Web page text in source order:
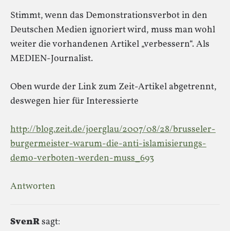
Stimmt, wenn das Demonstrationsverbot in den
Deutschen Medien ignoriert wird, muss man wohl
weiter die vorhandenen Artikel „verbessern“. Als
MEDIEN-Journalist.
Oben wurde der Link zum Zeit-Artikel abgetrennt,
deswegen hier für Interessierte
http://blog.zeit.de/joerglau/2007/08/28/brusseler-
burgermeister-warum-die-anti-islamisierungs-
demo-verboten-werden-muss_693
Antworten
SvenRsagt: